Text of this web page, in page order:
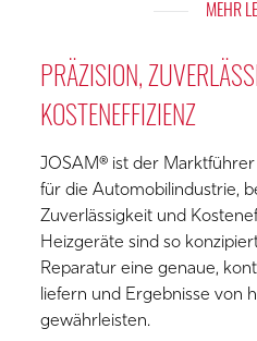
MEHR
PRÄZISION,
KOSTENEFFIZIENZ
JOSAM® ist der
für die Automobilindustrie,
Zuverlässigkeit und
Heizgeräte sind so
Reparatur eine genaue,
liefern und Ergebnisse von
gewährleisten.